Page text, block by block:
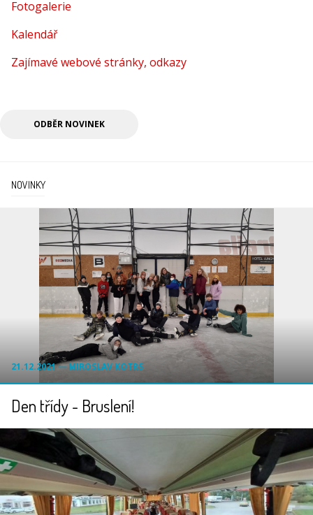
Fotogalerie
Kalendář
Zajímavé webové stránky, odkazy
ODBĚR NOVINEK
NOVINKY
21.12.2021 ― MIROSLAV KOTRS
Den třídy - Bruslení!